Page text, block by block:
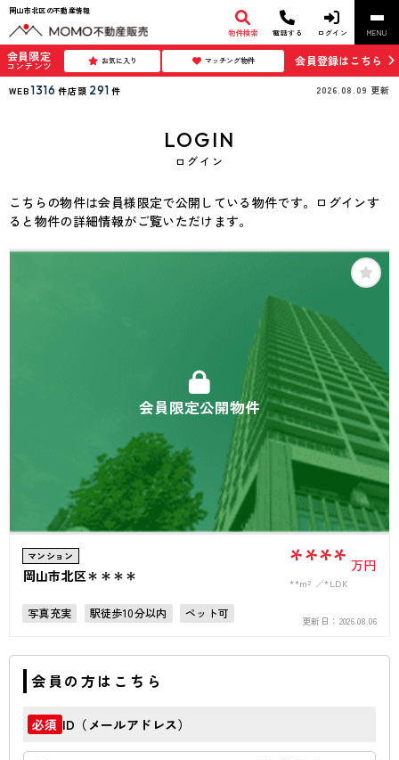
岡山市北区の不動産情報
物件検索 電話する ログイン MENU
会員限定
コンテンツ お気に入り マッチング物件 会員登録はこちら
WEB 1316 件店頭 291 件 2026.08.09 更新
LOGIN
ログイン
こちらの物件は会員様限定で公開している物件です。ログインす
ると物件の詳細情報がご覧いただけます。
会員限定公開物件
マンション
岡山市北区＊＊＊＊ **** 万円
**m² *LDK
写真充実 駅徒歩10分以内
ペット可
オール電化
更新日： 2026.08.06
会員の方はこちら
必須 ID（メールアドレス）